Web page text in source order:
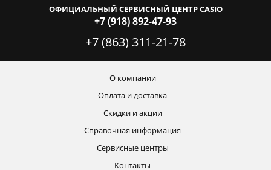
ОФИЦИАЛЬНЫЙ СЕРВИСНЫЙ ЦЕНТР CASIO
+7 (918) 892-47-93
+7 (863) 311-21-78
О компании
Оплата и доставка
Скидки и акции
Справочная информация
Сервисные центры
Контакты